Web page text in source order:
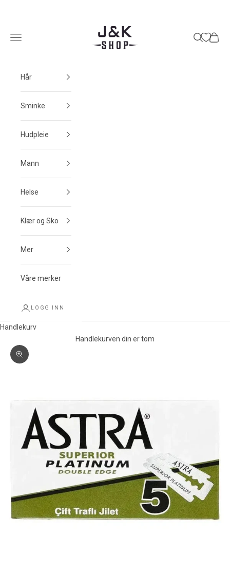
J&K Shop
Meny
Søk
Hår
Sminke
Hudpleie
Mann
Helse
Klær og Sko
Mer
Våre merker
LOGG INN
Handlekurv
Handlekurven din er tom
Forstørr